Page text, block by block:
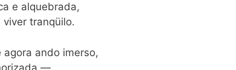
e alquebrada,
viver tranqüilo.
agora ando imerso,
—